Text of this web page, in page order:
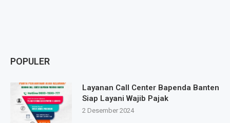
POPULER
Layanan Call Center Bapenda Banten
Siap Layani Wajib Pajak
2 Desember 2024